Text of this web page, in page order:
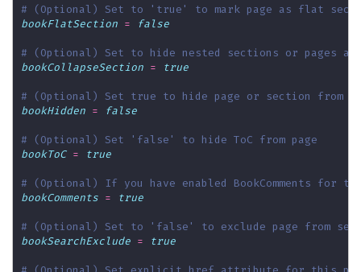
# (Optional) Set to 'true' to mark page as flat
bookFlatSection
= false
# (Optional) Set to hide nested sections or pages
bookCollapseSection
= true
# (Optional) Set true to hide page or section from
bookHidden
= false
# (Optional) Set 'false' to hide ToC from page
bookToC
= true
# (Optional) If you have enabled BookComments
bookComments
= true
# (Optional) Set to 'false' to exclude page from
bookSearchExclude
= true
# (Optional) Set explicit href attribute for this page